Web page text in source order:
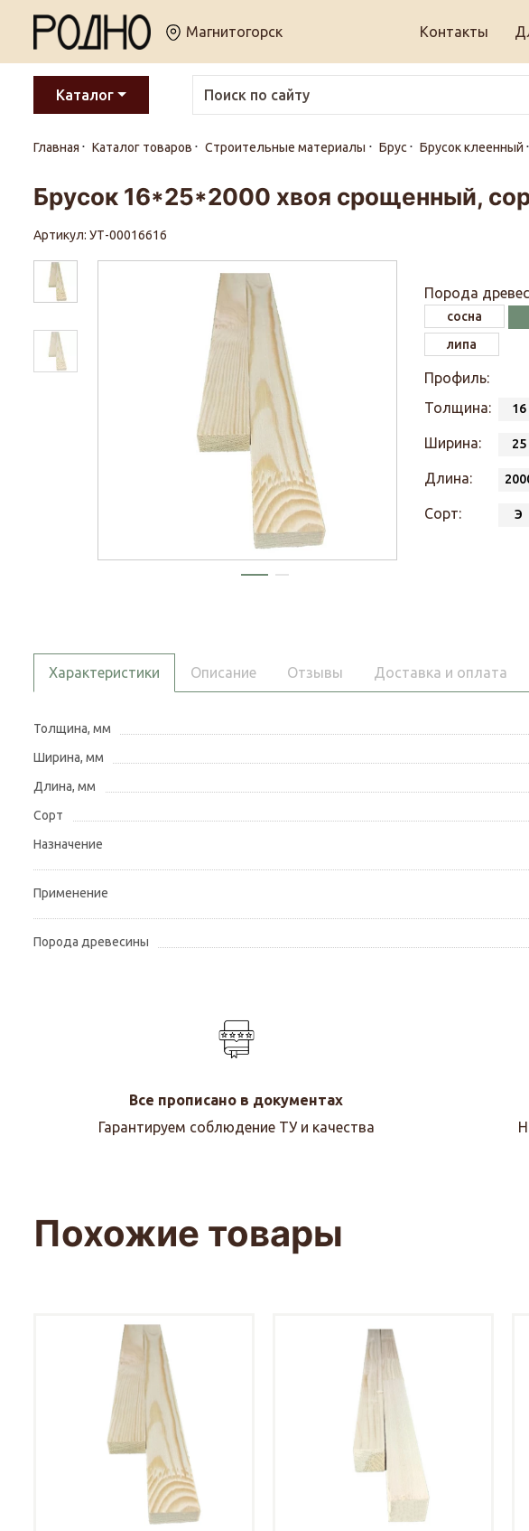
Магнитогорск Контакты
Каталог
Главная Каталог товаров Строительные материалы Брус Брусок клеенный
Брусок 16*25*2000 хвоя срощенный,
Артикул: УТ-00016616
Порода
сосна
липа
Профиль:
Толщина:
16
Ширина: 25
Длина:
Сорт: Э
Характеристики Описание Отзывы Доставка и оплата
Толщина, мм
Ширина, мм
Длина, мм
Сорт
Назначение
Применение
Порода древесины
Все прописано в документах
Гарантируем соблюдение ТУ и качества
Похожие товары